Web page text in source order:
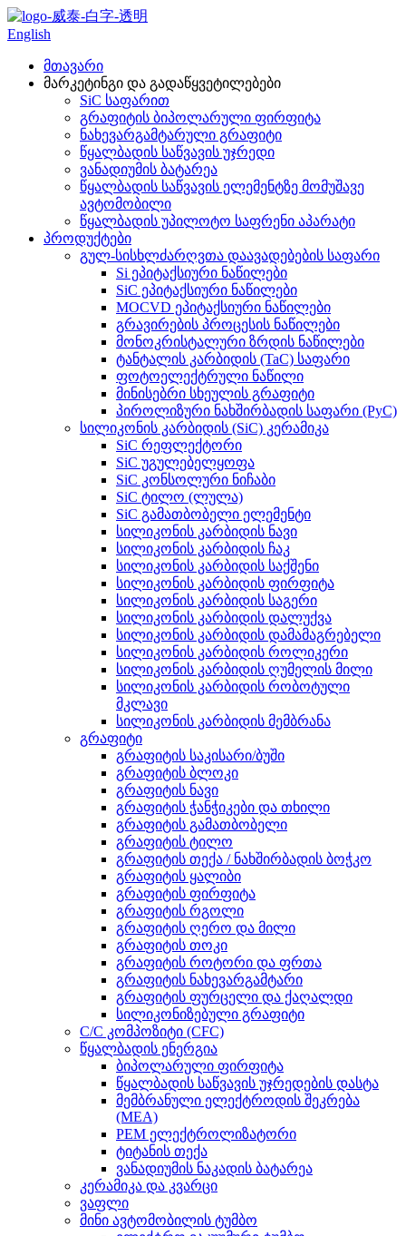
English
მთავარი
მარკეტინგი და გადაწყვეტილებები
SiC საფარით
გრაფიტის ბიპოლარული ფირფიტა
ნახევარგამტარული გრაფიტი
წყალბადის საწვავის უჯრედი
ვანადიუმის ბატარეა
წყალბადის საწვავის ელემენტზე მომუშავე
ავტომობილი
წყალბადის უპილოტო საფრენი აპარატი
პროდუქტები
გულ-სისხლძარღვთა დაავადებების საფარი
Si ეპიტაქსიური ნაწილები
SiC ეპიტაქსიური ნაწილები
MOCVD ეპიტაქსიური ნაწილები
გრავირების პროცესის ნაწილები
მონოკრისტალური ზრდის ნაწილები
ტანტალის კარბიდის (TaC) საფარი
ფოტოელექტრული ნაწილი
მინისებრი სხეულის გრაფიტი
პიროლიზური ნახშირბადის საფარი (PyC)
სილიკონის კარბიდის (SiC) კერამიკა
SiC რეფლექტორი
SiC უგულებელყოფა
SiC კონსოლური ნიჩაბი
SiC ტილო (ლულა)
SiC გამათბობელი ელემენტი
სილიკონის კარბიდის ნავი
სილიკონის კარბიდის ჩაკ
სილიკონის კარბიდის საქშენი
სილიკონის კარბიდის ფირფიტა
სილიკონის კარბიდის საგერი
სილიკონის კარბიდის დალუქვა
სილიკონის კარბიდის დამამაგრებელი
სილიკონის კარბიდის როლიკერი
სილიკონის კარბიდის ღუმელის მილი
სილიკონის კარბიდის რობოტული
მკლავი
სილიკონის კარბიდის მემბრანა
გრაფიტი
გრაფიტის საკისარი/ბუში
გრაფიტის ბლოკი
გრაფიტის ნავი
გრაფიტის ჭანჭიკები და თხილი
გრაფიტის გამათბობელი
გრაფიტის ტილო
გრაფიტის თექა / ნახშირბადის ბოჭკო
გრაფიტის ყალიბი
გრაფიტის ფირფიტა
გრაფიტის რგოლი
გრაფიტის ღერო და მილი
გრაფიტის თოკი
გრაფიტის როტორი და ფრთა
გრაფიტის ნახევარგამტარი
გრაფიტის ფურცელი და ქაღალდი
სილიკონიზებული გრაფიტი
C/C კომპოზიტი (CFC)
წყალბადის ენერგია
ბიპოლარული ფირფიტა
წყალბადის საწვავის უჯრედების დასტა
მემბრანული ელექტროდის შეკრება
(MEA)
PEM ელექტროლიზატორი
ტიტანის თექა
ვანადიუმის ნაკადის ბატარეა
კერამიკა და კვარცი
ვაფლი
მინი ავტომობილის ტუმბო